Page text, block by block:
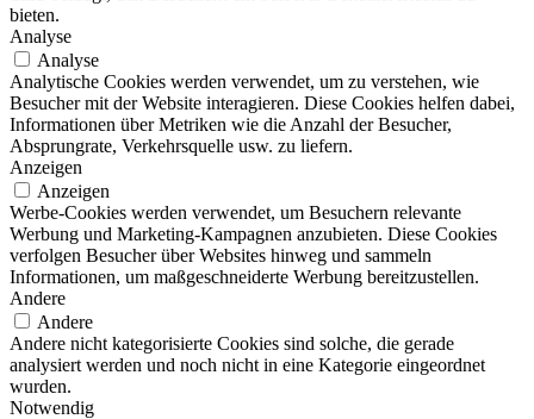
bieten.
Analyse
Analyse
Analytische Cookies werden verwendet, um zu verstehen, wie
Besucher mit der Website interagieren. Diese Cookies helfen dabei,
Informationen über Metriken wie die Anzahl der Besucher,
Absprungrate, Verkehrsquelle usw. zu liefern.
Anzeigen
Anzeigen
Werbe-Cookies werden verwendet, um Besuchern relevante
Werbung und Marketing-Kampagnen anzubieten. Diese Cookies
verfolgen Besucher über Websites hinweg und sammeln
Informationen, um maßgeschneiderte Werbung bereitzustellen.
Andere
Andere
Andere nicht kategorisierte Cookies sind solche, die gerade
analysiert werden und noch nicht in eine Kategorie eingeordnet
wurden.
Notwendig